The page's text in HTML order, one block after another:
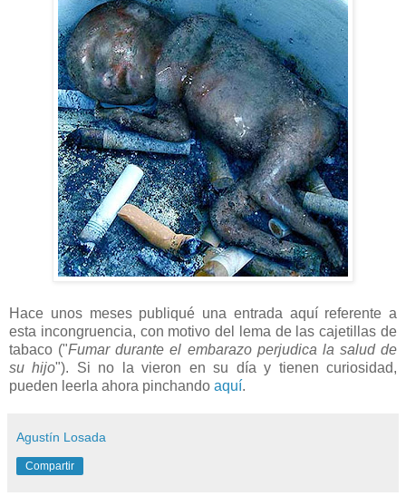
Hace unos meses publiqué una entrada aquí referente a
esta incongruencia, con motivo del lema de las cajetillas de
tabaco ("Fumar durante el embarazo perjudica la salud de
su hijo"). Si no la vieron en su día y tienen curiosidad,
pueden leerla ahora pinchando aquí.
Agustín Losada
Compartir